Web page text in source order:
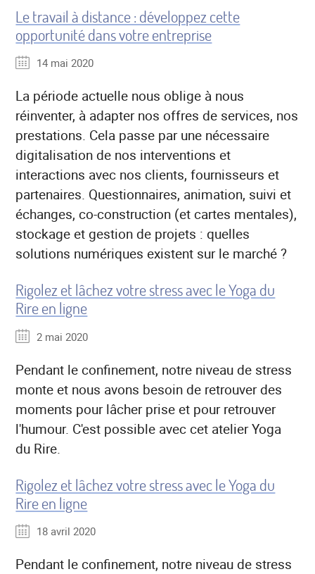
Le travail à distance : développez cette
opportunité dans votre entreprise
14 mai 2020
La période actuelle nous oblige à nous
réinventer, à adapter nos offres de services, nos
prestations. Cela passe par une nécessaire
digitalisation de nos interventions et
interactions avec nos clients, fournisseurs et
partenaires. Questionnaires, animation, suivi et
échanges, co-construction (et cartes mentales),
stockage et gestion de projets : quelles
solutions numériques existent sur le marché ?
Rigolez et lâchez votre stress avec le Yoga du
Rire en ligne
2 mai 2020
Pendant le confinement, notre niveau de stress
monte et nous avons besoin de retrouver des
moments pour lâcher prise et pour retrouver
l'humour. C'est possible avec cet atelier Yoga
du Rire.
Rigolez et lâchez votre stress avec le Yoga du
Rire en ligne
18 avril 2020
Pendant le confinement, notre niveau de stress